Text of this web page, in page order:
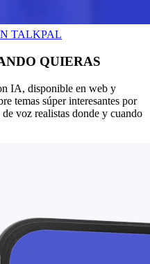
TALKPAL
QUIERAS
IA, disponible en web y
temas súper interesantes por
voz realistas donde y cuando